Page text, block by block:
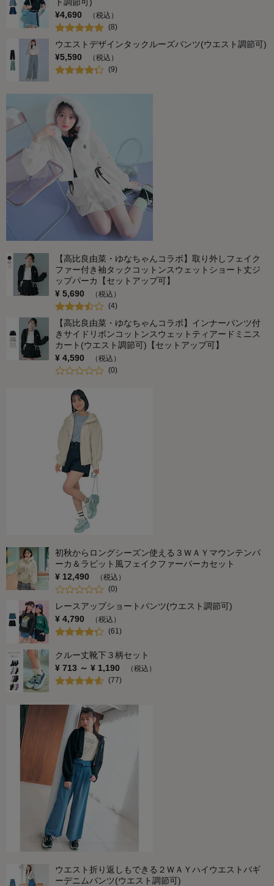
¥4,690
（税込）
(8)
ウエストデザインタックルーズパンツ(ウエスト調節可)
¥5,590
（税込）
(9)
【高比良由菜・ゆなちゃんコラボ】取り外しフェイク
ファー付き袖タックコットンスウェットショート丈ジ
ップパーカ【セットアップ可】
¥ 5,690
（税込）
(4)
【高比良由菜・ゆなちゃんコラボ】インナーパンツ付
きサイドリボンコットンスウェットティアードミニス
カート(ウエスト調節可)【セットアップ可】
¥ 4,590
（税込）
(0)
初秋からロングシーズン使える３ＷＡＹマウンテンパ
ーカ＆ラビット風フェイクファーパーカセット
¥ 12,490
（税込）
(0)
レースアップショートパンツ(ウエスト調節可)
¥ 4,790
（税込）
(61)
クルー丈靴下３柄セット
¥ 713 ～ ¥ 1,190
（税込）
(77)
ウエスト折り返しもできる２ＷＡＹハイウエストバギ
ーデニムパンツ(ウエスト調節可)